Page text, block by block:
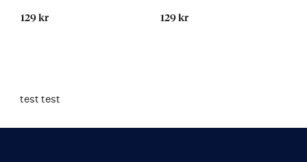
129 kr 129 kr
test test